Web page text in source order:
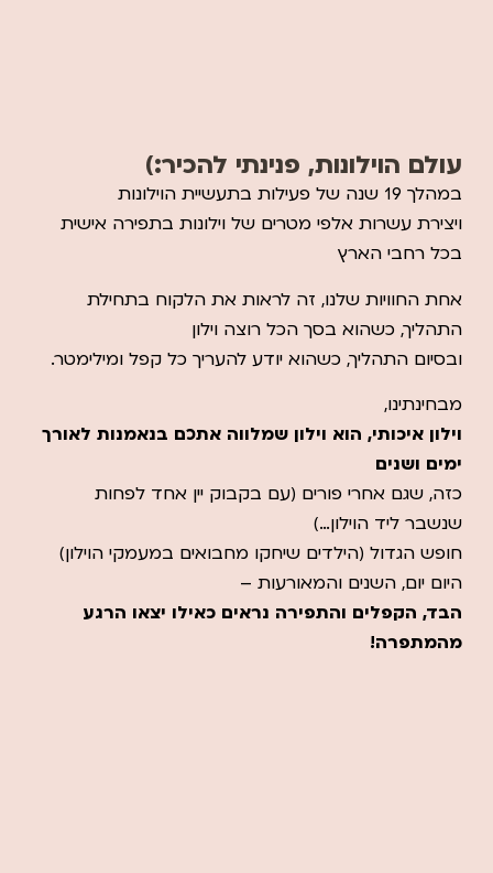
>>>
עולם הוילונות, פנינתי להכיר:)
במהלך 19 שנה של פעילות בתעשיית הוילונות
ויצירת עשרות אלפי מטרים של וילונות בתפירה אישית
בכל רחבי הארץ
אחת החוויות שלנו, זה לראות את הלקוח בתחילת
התהליך, כשהוא בסך הכל רוצה וילון
ובסיום התהליך, כשהוא יודע להעריך כל קפל ומילימטר.
מבחינתינו,
וילון איכותי, הוא וילון שמלווה אתכם בנאמנות לאורך
ימים ושנים
כזה, שגם אחרי פורים (עם בקבוק יין אחד לפחות
שנשבר ליד הוילון…)
חופש הגדול (הילדים שיחקו מחבואים במעמקי הוילון)
היום יום, השנים והמאורעות –
הבד, הקפלים והתפירה נראים כאילו יצאו הרגע
מהמתפרה!